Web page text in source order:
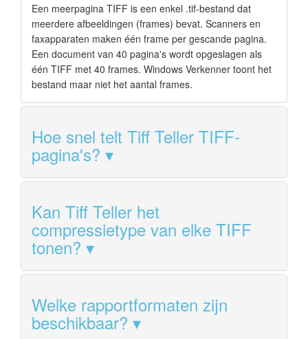
Een meerpagina TIFF is een enkel .tif-bestand dat
meerdere afbeeldingen (frames) bevat. Scanners en
faxapparaten maken één frame per gescande pagina.
Een document van 40 pagina's wordt opgeslagen als
één TIFF met 40 frames. Windows Verkenner toont het
bestand maar niet het aantal frames.
Hoe snel telt Tiff Teller TIFF-
pagina's?
Kan Tiff Teller het
compressietype van elke TIFF
tonen?
Welke rapportformaten zijn
beschikbaar?